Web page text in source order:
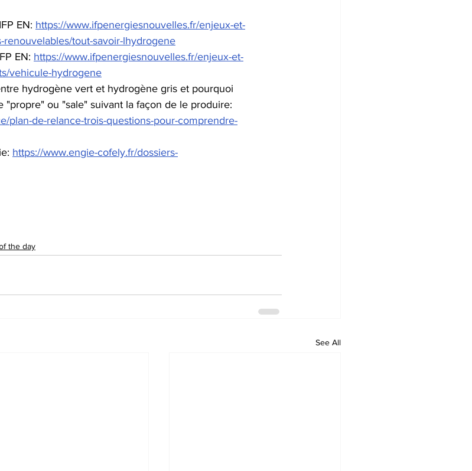
EN: https://www.ifpenergiesnouvelles.fr/enjeux-et-
tout-savoir-lhydrogene
EN: https://www.ifpenergiesnouvelles.fr/enjeux-et-
vehicule-hydrogene
hydrogène vert et hydrogène gris et pourquoi
ou "sale" suivant la façon de le produire:
plan-de-relance-trois-questions-pour-comprendre-
https://www.engie-cofely.fr/dossiers-
the day
See All